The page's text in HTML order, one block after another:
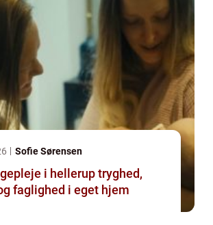
Sofie Sørensen
i hellerup tryghed,
faglighed i eget hjem